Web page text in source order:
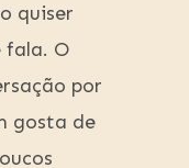
quiser
fala. O
por
gosta de